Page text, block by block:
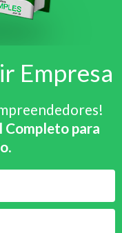
Empresa
Completo para
.